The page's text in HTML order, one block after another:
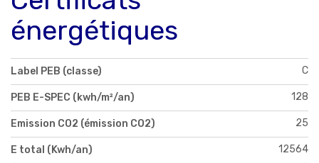
énergétiques
Label PEB (classe) C
PEB E-SPEC (kwh/m²/an) 128
Emission CO2 (émission CO2) 25
E total (Kwh/an) 12564